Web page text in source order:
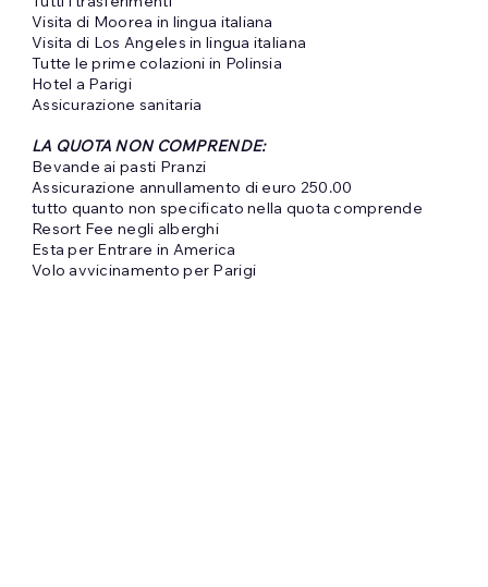
Tutti i trasferimenti
Visita di Moorea in lingua italiana
Visita di Los Angeles in lingua italiana
Tutte le prime colazioni in Polinsia
Hotel a Parigi
Assicurazione sanitaria
LA QUOTA NON COMPRENDE:
Bevande ai pasti Pranzi
Assicurazione annullamento di euro 250.00
tutto quanto non specificato nella quota comprende
Resort Fee negli alberghi
Esta per Entrare in America
Volo avvicinamento per Parigi